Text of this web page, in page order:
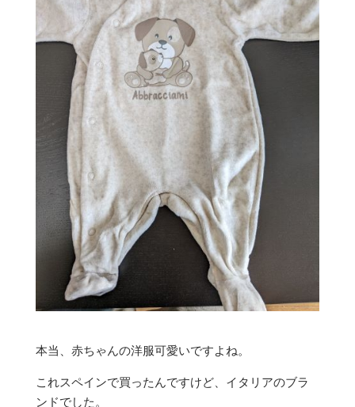
本当、赤ちゃんの洋服可愛いですよね。
これスペインで買ったんですけど、イタリアのブラ
ンドでした。